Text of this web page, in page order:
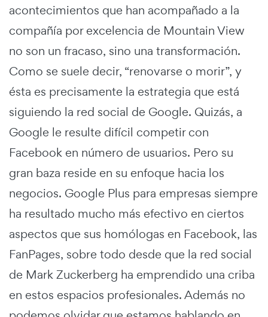
acontecimientos que han acompañado a la
compañía por excelencia de Mountain View
no son un fracaso, sino una transformación.
Como se suele decir, “renovarse o morir”, y
ésta es precisamente la estrategia que está
siguiendo la red social de Google. Quizás, a
Google le resulte difícil competir con
Facebook en número de usuarios. Pero su
gran baza reside en su enfoque hacia los
negocios. Google Plus para empresas siempre
ha resultado mucho más efectivo en ciertos
aspectos que sus homólogas en Facebook, las
FanPages, sobre todo desde que la red social
de Mark Zuckerberg ha emprendido una criba
en estos espacios profesionales. Además no